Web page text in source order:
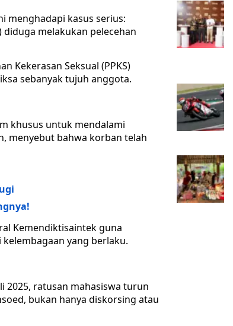
menghadapi kasus serius:
diduga melakukan pelecehan
Kekerasan Seksual (PPKS)
sebanyak tujuh anggota.
khusus untuk mendalami
menyebut bahwa korban telah
Kemendiktisaintek guna
yang berlaku.
2025, ratusan mahasiswa turun
bukan hanya diskorsing atau